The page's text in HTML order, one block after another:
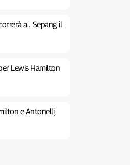
a… Sepang il
Lewis Hamilton
e Antonelli,